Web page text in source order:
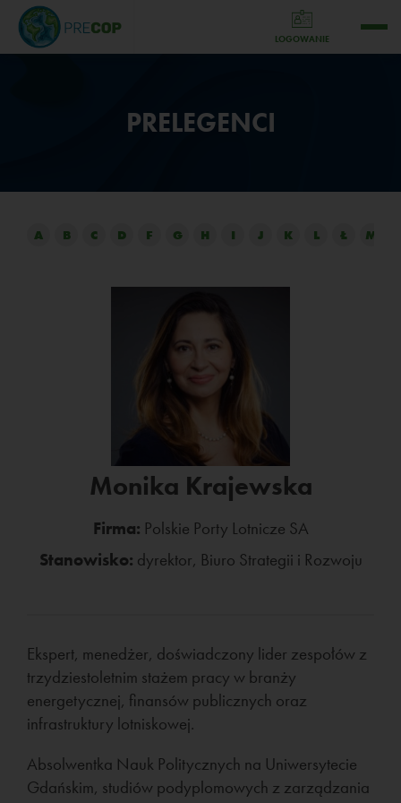
LOGOWANIE
PRELEGENCI
A B C D F G H I J K L Ł M
Monika Krajewska
Firma: Polskie Porty Lotnicze SA
Stanowisko: dyrektor, Biuro Strategii i Rozwoju
Ekspert, menedżer, doświadczony lider zespołów z
trzydziestoletnim stażem pracy w branży
energetycznej, finansów publicznych oraz
infrastruktury lotniskowej.
Absolwentka Nauk Politycznych na Uniwersytecie
Gdańskim, studiów podyplomowych z zarządzania